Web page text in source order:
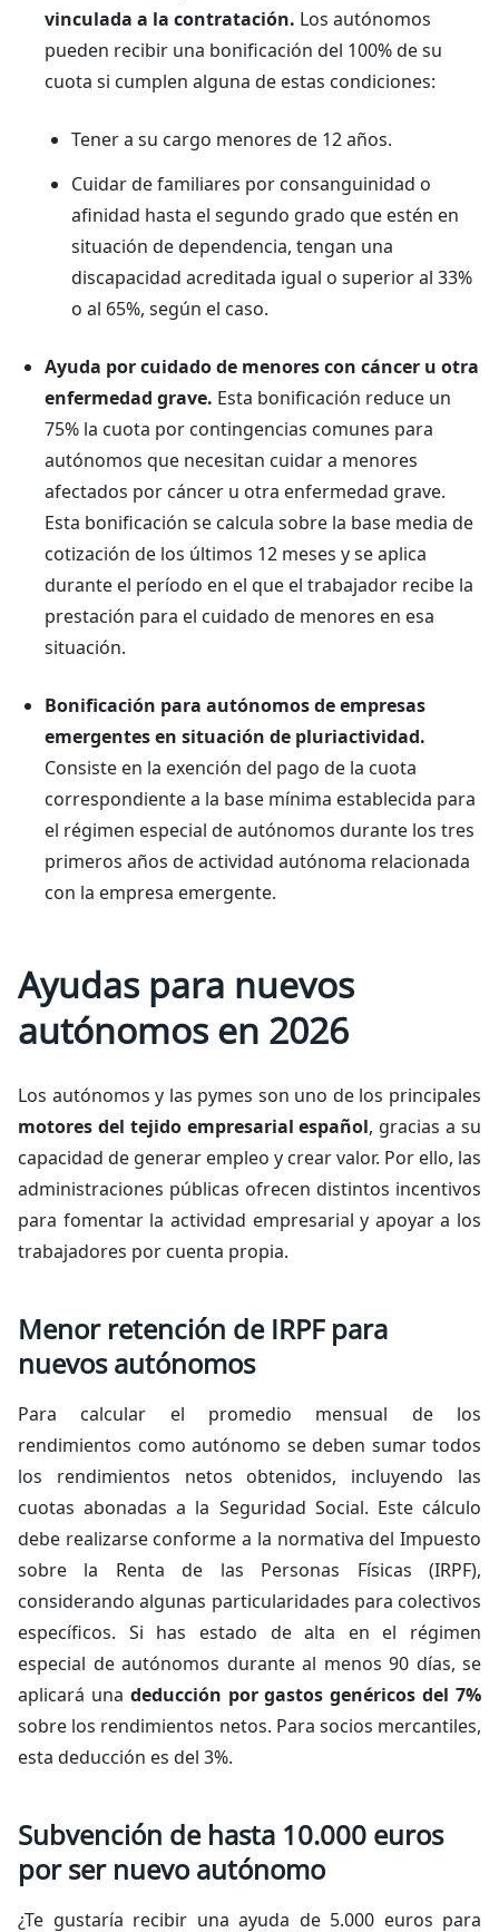
vinculada a la contratación. Los autónomos
pueden recibir una bonificación del 100% de su
cuota si cumplen alguna de estas condiciones:
Tener a su cargo menores de 12 años.
Cuidar de familiares por consanguinidad o
afinidad hasta el segundo grado que estén en
situación de dependencia, tengan una
discapacidad acreditada igual o superior al 33%
o al 65%, según el caso.
Ayuda por cuidado de menores con cáncer u otra
enfermedad grave. Esta bonificación reduce un
75% la cuota por contingencias comunes para
autónomos que necesitan cuidar a menores
afectados por cáncer u otra enfermedad grave.
Esta bonificación se calcula sobre la base media de
cotización de los últimos 12 meses y se aplica
durante el período en el que el trabajador recibe la
prestación para el cuidado de menores en esa
situación.
Bonificación para autónomos de empresas
emergentes en situación de pluriactividad.
Consiste en la exención del pago de la cuota
correspondiente a la base mínima establecida para
el régimen especial de autónomos durante los tres
primeros años de actividad autónoma relacionada
con la empresa emergente.
Ayudas para nuevos
autónomos en 2026
Los autónomos y las pymes son uno de los principales
motores del tejido empresarial español, gracias a su
capacidad de generar empleo y crear valor. Por ello, las
administraciones públicas ofrecen distintos incentivos
para fomentar la actividad empresarial y apoyar a los
trabajadores por cuenta propia.
Menor retención de IRPF para
nuevos autónomos
Para calcular el promedio mensual de los
rendimientos como autónomo se deben sumar todos
los rendimientos netos obtenidos, incluyendo las
cuotas abonadas a la Seguridad Social. Este cálculo
debe realizarse conforme a la normativa del Impuesto
sobre la Renta de las Personas Físicas (IRPF),
considerando algunas particularidades para colectivos
específicos. Si has estado de alta en el régimen
especial de autónomos durante al menos 90 días, se
aplicará una deducción por gastos genéricos del 7%
sobre los rendimientos netos. Para socios mercantiles,
esta deducción es del 3%.
Subvención de hasta 10.000 euros
por ser nuevo autónomo
¿Te gustaría recibir una ayuda de 5.000 euros para